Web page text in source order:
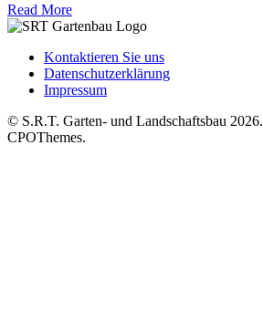
Read More
Kontaktieren Sie uns
Datenschutzerklärung
Impressum
© S.R.T. Garten- und Landschaftsbau 2026.
CPOThemes.